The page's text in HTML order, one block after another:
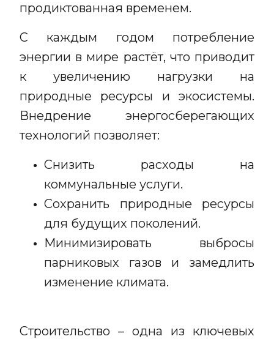
продиктованная временем.
С каждым годом потребление
энергии в мире растёт, что приводит
к увеличению нагрузки на
природные ресурсы и экосистемы.
Внедрение энергосберегающих
технологий позволяет:
Снизить расходы на
коммунальные услуги.
Сохранить природные ресурсы
для будущих поколений.
Минимизировать выбросы
парниковых газов и замедлить
изменение климата.
Строительство – одна из ключевых